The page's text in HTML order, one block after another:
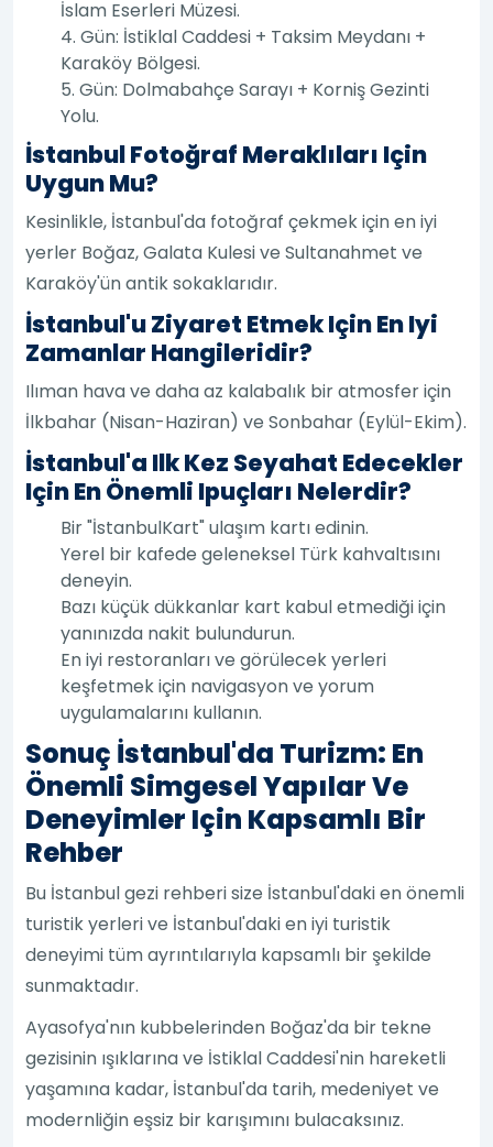
İslam Eserleri Müzesi.
4. Gün: İstiklal Caddesi + Taksim Meydanı +
Karaköy Bölgesi.
5. Gün: Dolmabahçe Sarayı + Korniş Gezinti
Yolu.
İstanbul Fotoğraf Meraklıları Için
Uygun Mu?
Kesinlikle, İstanbul'da fotoğraf çekmek için en iyi
yerler Boğaz, Galata Kulesi ve Sultanahmet ve
Karaköy'ün antik sokaklarıdır.
İstanbul'u Ziyaret Etmek Için En Iyi
Zamanlar Hangileridir?
Ilıman hava ve daha az kalabalık bir atmosfer için
İlkbahar (Nisan-Haziran) ve Sonbahar (Eylül-Ekim).
İstanbul'a Ilk Kez Seyahat Edecekler
Için En Önemli Ipuçları Nelerdir?
Bir "İstanbulKart" ulaşım kartı edinin.
Yerel bir kafede geleneksel Türk kahvaltısını
deneyin.
Bazı küçük dükkanlar kart kabul etmediği için
yanınızda nakit bulundurun.
En iyi restoranları ve görülecek yerleri
keşfetmek için navigasyon ve yorum
uygulamalarını kullanın.
Sonuç İstanbul'da Turizm: En
Önemli Simgesel Yapılar Ve
Deneyimler Için Kapsamlı Bir
Rehber
Bu İstanbul gezi rehberi size İstanbul'daki en önemli
turistik yerleri ve İstanbul'daki en iyi turistik
deneyimi tüm ayrıntılarıyla kapsamlı bir şekilde
sunmaktadır.
Ayasofya'nın kubbelerinden Boğaz'da bir tekne
gezisinin ışıklarına ve İstiklal Caddesi'nin hareketli
yaşamına kadar, İstanbul'da tarih, medeniyet ve
modernliğin eşsiz bir karışımını bulacaksınız.